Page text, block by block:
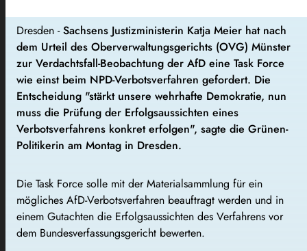
Dresden -Sachsens Justizministerin Katja Meier hat nach
dem Urteil des Oberverwaltungsgerichts (OVG) Münster
zur Verdachtsfall-Beobachtung der AfD eine Task Force
wie einst beim NPD-Verbotsverfahren gefordert. Die
Entscheidung "stärkt unsere wehrhafte Demokratie, nun
muss die Prüfung der Erfolgsaussichten eines
Verbotsverfahrens konkret erfolgen", sagte die Grünen-
Politikerin am Montag in Dresden.
Die Task Force solle mit der Materialsammlung für ein
mögliches AfD-Verbotsverfahren beauftragt werden und in
einem Gutachten die Erfolgsaussichten des Verfahrens vor
dem Bundesverfassungsgericht bewerten.